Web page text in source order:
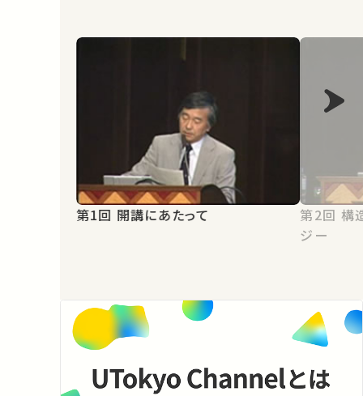
第1回 開講にあたって
第2回 構造力学と政治力学のアナロ
ジー